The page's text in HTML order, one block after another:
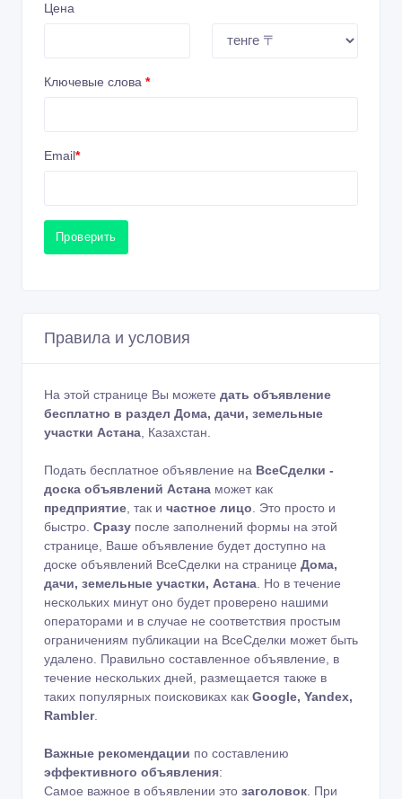
Цена
Ключевые слова *
Email*
Проверить
Правила и условия
На этой странице Вы можете дать объявление
бесплатно в раздел Дома, дачи, земельные
участки Астана , Казахстан.
Подать бесплатное объявление на ВсеСделки -
доска объявлений Астана может как
предприятие , так и частное лицо . Это просто и
быстро. Сразу после заполнений формы на этой
странице, Ваше объявление будет доступно на
доске объявлений ВсеСделки на странице Дома,
дачи, земельные участки, Астана . Но в течение
нескольких минут оно будет проверено нашими
операторами и в случае не соответствия простым
ограничениям публикации на ВсеСделки может быть
удалено. Правильно составленное объявление, в
течение нескольких дней, размещается также в
таких популярных поисковиках как Google, Yandex,
Rambler.
Важные рекомендации по составлению
эффективного объявления:
Самое важное в объявлении это заголовок . При